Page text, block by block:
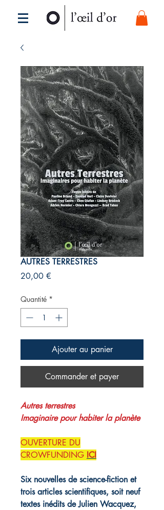
AUTRES TERRESTRES
20,00 €
Quantité *
Ajouter au panier
Commander et payer
Autres terrestres
Imaginaire pour habiter la planète
OUVERTURE DU
CROWFUNDING ICI
Six nouvelles de science-fiction et
trois articles scientifiques, soit neuf
textes inédits de Julien Wacquez,